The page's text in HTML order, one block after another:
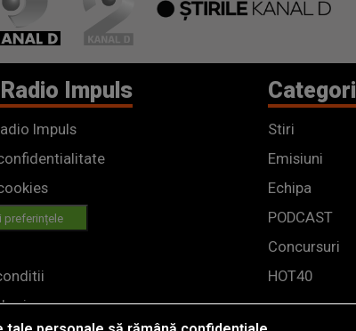
Impuls
Impuls
preferințele
Stiri
Emisiuni
Echipa
PODCAST
Concursuri
HOT40